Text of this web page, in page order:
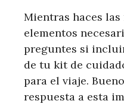
Mientras haces
elementos
preguntes si
de tu kit de
para el viaje.
respuesta a esta